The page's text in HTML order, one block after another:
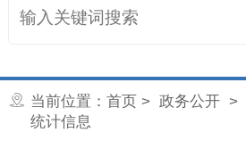
当前位置： 首页 > 政务公开>
统计信息